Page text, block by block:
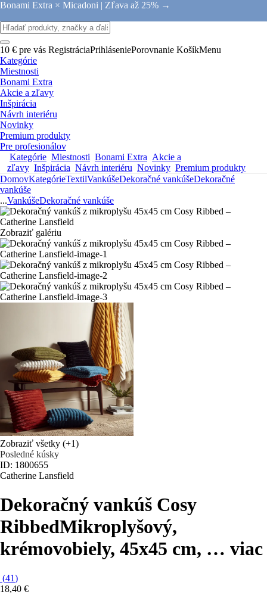
Bonami Extra × Micadoni | Zľava až 25% →
10 € pre vás RegistráciaPrihláseniePorovnanie KošíkMenu
Kategórie
Miestnosti
Bonami Extra
Akcie a zľavy
Inšpirácia
Návrh interiéru
Novinky
Premium produkty
Pre profesionálov
Kategórie Miestnosti Bonami Extra Akcie a
zľavy Inšpirácia Návrh interiéru Novinky Premium produkty
DomovKategórieTextilVankúšeDekoračné vankúšeDekoračné
vankúše
...VankúšeDekoračné vankúše
Zobraziť galériu
Zobraziť všetky (+1)
Posledné kúsky
ID: 1800655
Catherine Lansfield
Dekoračný vankúš Cosy
RibbedMikroplyšový,
krémovobiely, 45x45 cm, … viac
(41)
18,40 €